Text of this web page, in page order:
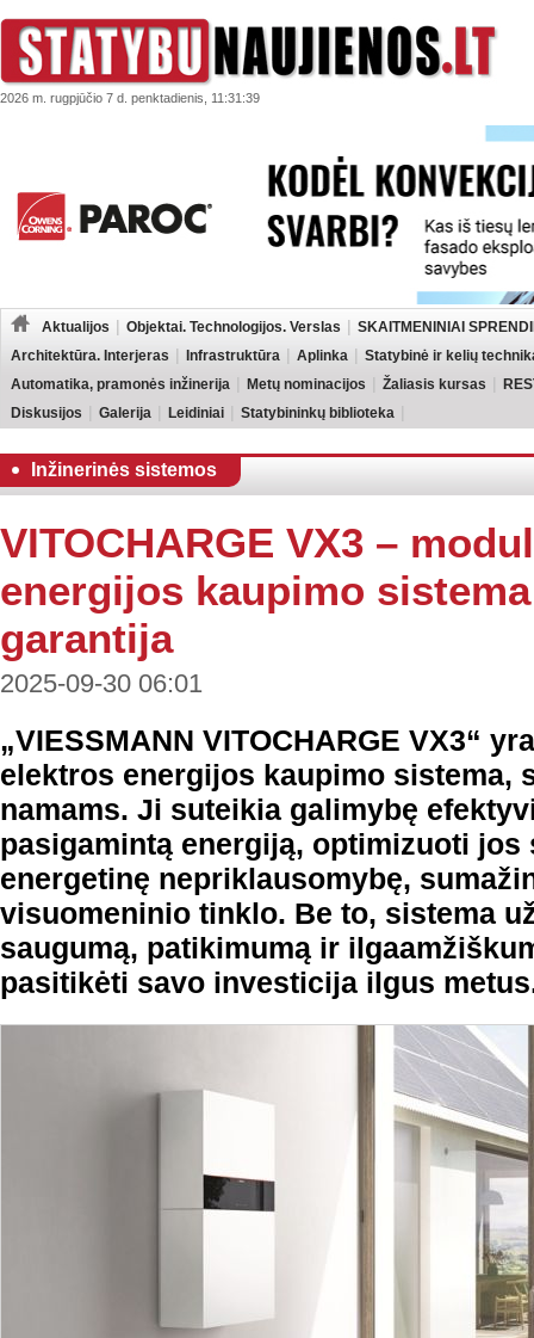
2026 m. rugpjūčio 7 d. penktadienis, 11:31:39
Aktualijos Objektai. Technologijos. Verslas
SKAITMENINIAI
Architektūra. Interjeras
Infrastruktūra Aplinka
Statybinė ir kelių
Automatika, pramonės inžinerija
Metų nominacijos Žaliasis kursas
Diskusijos
Galerija Leidiniai Statybininkų biblioteka
Inžinerinės sistemos
VITOCHARGE VX3 –
energijos kaupimo
garantija
2025-09-30 06:01
„VIESSMANN VITOCHARGE VX3“
elektros energijos kaupimo sistema,
namams. Ji suteikia galimybę
pasigamintą energiją, optimizuoti
energetinę nepriklausomybę,
visuomeninio tinklo. Be to, sistema
saugumą, patikimumą ir
pasitikėti savo investicija ilgus